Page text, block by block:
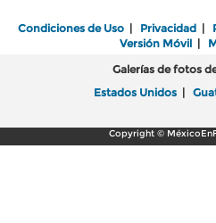
Condiciones de Uso | Privacidad |
Versión Móvil|
Galerías de fotos
Estados Unidos |
Copyright ©